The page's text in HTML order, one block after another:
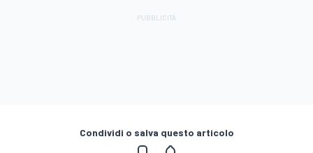
Condividi o salva questo articolo